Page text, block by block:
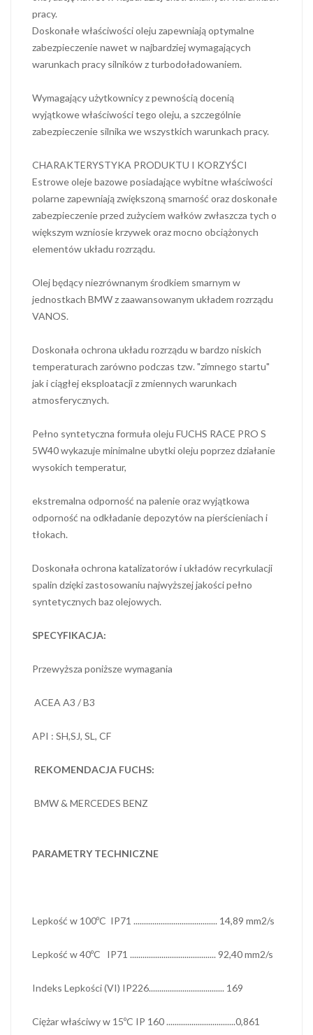
pracy.
Doskonałe właściwości oleju zapewniają optymalne
zabezpieczenie nawet w najbardziej wymagających
warunkach pracy silników z turbodoładowaniem.
Wymagający użytkownicy z pewnością docenią
wyjątkowe właściwości tego oleju, a szczególnie
zabezpieczenie silnika we wszystkich warunkach pracy.
CHARAKTERYSTYKA PRODUKTU I KORZYŚCI
Estrowe oleje bazowe posiadające wybitne właściwości
polarne zapewniają zwiększoną smarność oraz doskonałe
zabezpieczenie przed zużyciem wałków zwłaszcza tych o
większym wzniosie krzywek oraz mocno obciążonych
elementów układu rozrządu.
Olej będący niezrównanym środkiem smarnym w
jednostkach BMW z zaawansowanym układem rozrządu
VANOS.
Doskonała ochrona układu rozrządu w bardzo niskich
temperaturach zarówno podczas tzw. "zimnego startu"
jak i ciągłej eksploatacji z zmiennych warunkach
atmosferycznych.
Pełno syntetyczna formuła oleju FUCHS RACE PRO S
5W40 wykazuje minimalne ubytki oleju poprzez działanie
wysokich temperatur,
ekstremalna odporność na palenie oraz wyjątkowa
odporność na odkładanie depozytów na pierścieniach i
tłokach.
Doskonała ochrona katalizatorów i układów recyrkulacji
spalin dzięki zastosowaniu najwyższej jakości pełno
syntetycznych baz olejowych.
SPECYFIKACJA:
Przewyższa poniższe wymagania
ACEA A3 / B3
API : SH,SJ, SL, CF
REKOMENDACJA FUCHS:
BMW & MERCEDES BENZ
PARAMETRY TECHNICZNE
Lepkość w 100ºC IP71 ........................................ 14,89 mm2/s
Lepkość w 40ºC IP71 ......................................... 92,40 mm2/s
Indeks Lepkości (VI) IP226.................................... 169
Ciężar właściwy w 15ºC IP 160 .................................0,861